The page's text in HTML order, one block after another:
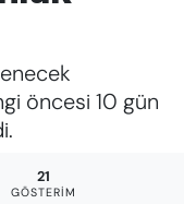
öncesi 10 gün
21
GÖSTERIM